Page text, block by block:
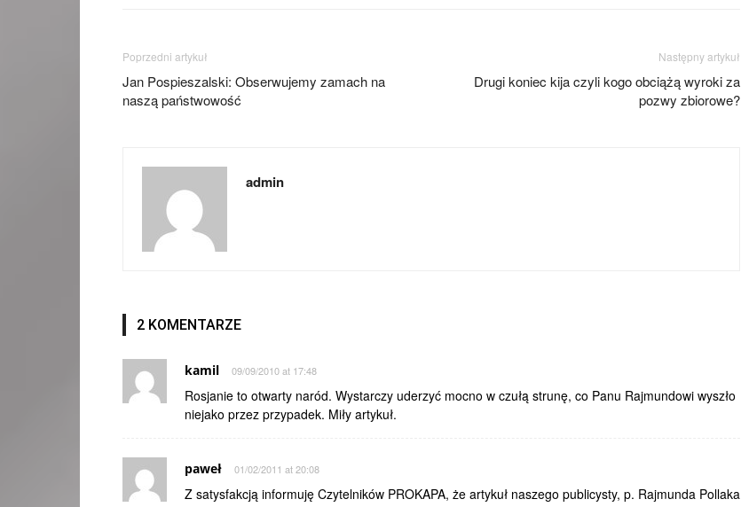
Poprzedni artykuł
Jan Pospieszalski: Obserwujemy zamach na
naszą państwowość
Następny artykuł
Drugi koniec kija czyli kogo obciążą wyroki za
pozwy zbiorowe?
admin
2 KOMENTARZE
kamil 09/09/2010 at 17:48
Rosjanie to otwarty naród. Wystarczy uderzyć mocno w czułą strunę, co Panu Rajmundowi wyszło
niejako przez przypadek. Miły artykuł.
paweł 01/02/2011 at 20:08
Z satysfakcją informuję Czytelników PROKAPA, że artykuł naszego publicysty, p. Rajmunda Pollaka